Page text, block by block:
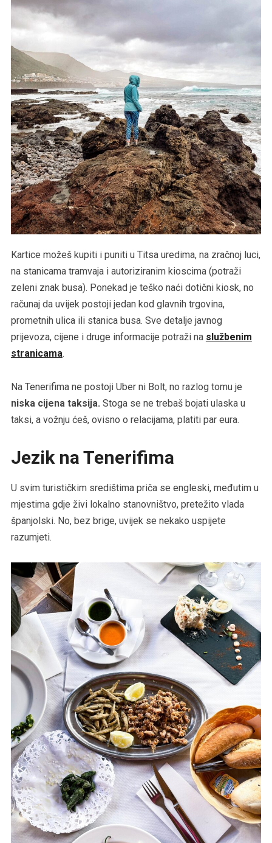
Kartice možeš kupiti i puniti u Titsa uredima, na zračnoj luci,
na stanicama tramvaja i autoriziranim kioscima (potraži
zeleni znak busa). Ponekad je teško naći dotični kiosk, no
računaj da uvijek postoji jedan kod glavnih trgovina,
prometnih ulica ili stanica busa. Sve detalje javnog
prijevoza, cijene i druge informacije potraži na službenim
stranicama.
Na Tenerifima ne postoji Uber ni Bolt, no razlog tomu je
niska cijena taksija. Stoga se ne trebaš bojati ulaska u
taksi, a vožnju ćeš, ovisno o relacijama, platiti par eura.
Jezik na Tenerifima
U svim turističkim središtima priča se engleski, međutim u
mjestima gdje živi lokalno stanovništvo, pretežito vlada
španjolski. No, bez brige, uvijek se nekako uspijete
razumjeti.